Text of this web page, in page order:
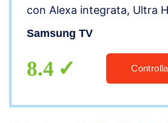
con Alexa integrata, Ultra
Silver, 2020, Esclusiva
Samsung TV
8.4